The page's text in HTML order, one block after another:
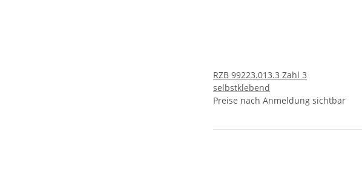
RZB 99223.013.3 Zahl 3
selbstklebend
Preise nach Anmeldung sichtbar